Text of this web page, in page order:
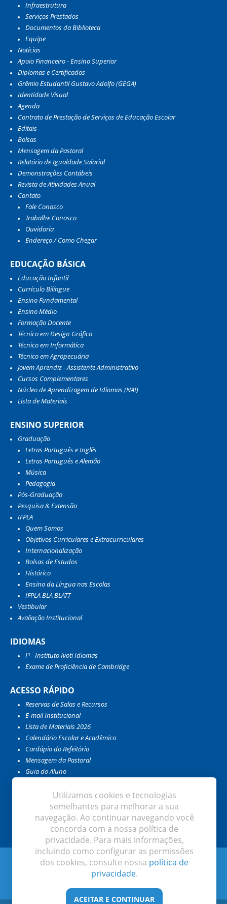
Infraestrutura
Serviços Prestados
Documentos da Biblioteca
Equipe
Notícias
Apoio Financeiro - Ensino Superior
Diplomas e Certificados
Grêmio Estudantil Gustavo Adolfo (GEGA)
Identidade Visual
Agenda
Contrato de Prestação de Serviços de Educação Escolar
Editais
Bolsas
Mensagem da Pastoral
Relatório de Igualdade Salarial
Demonstrações Contábeis
Revista de Atividades Anual
Contato
Fale Conosco
Trabalhe Conosco
Ouvidoria
Endereço / Como Chegar
EDUCAÇÃO BÁSICA
Educação Infantil
Currículo Bilíngue
Ensino Fundamental
Ensino Médio
Formação Docente
Técnico em Design Gráfico
Técnico em Informática
Técnico em Agropecuária
Jovem Aprendiz - Assistente Administrativo
Cursos Complementares
Núcleo de Aprendizagem de Idiomas (NAI)
Lista de Materiais
ENSINO SUPERIOR
Graduação
Letras Português e Inglês
Letras Português e Alemão
Música
Pedagogia
Pós-Graduação
Pesquisa & Extensão
IFPLA
Quem Somos
Objetivos Curriculares e Extracurriculares
Internacionalização
Bolsas de Estudos
Histórico
Ensino da Língua nas Escolas
IFPLA BLA BLATT
Vestibular
Avaliação Institucional
IDIOMAS
I³ - Instituto Ivoti Idiomas
Exame de Proficiência de Cambridge
ACESSO RÁPIDO
Reservas de Salas e Recursos
E-mail Institucional
Lista de Materiais 2026
Calendário Escolar e Acadêmico
Cardápio do Refeitório
Mensagem da Pastoral
Guia do Aluno
Catálogo da Biblioteca
Meu EduConnect
Encontro com as Profissões
Instituto de Educação Ivoti. Todos os direitos reservados
Utilizamos cookies e tecnologias
semelhantes para melhorar a sua
navegação. Ao continuar navegando você
concorda com a nossa política de
privacidade. Para mais informações,
incluindo como configurar as permissões
dos cookies, consulte nossa política de
privacidade.
ACEITAR E CONTINUAR